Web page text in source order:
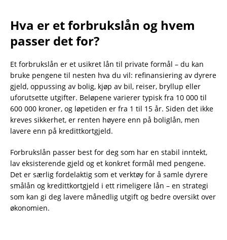
Hva er et forbrukslån og hvem
passer det for?
Et forbrukslån er et usikret lån til private formål – du kan
bruke pengene til nesten hva du vil: refinansiering av dyrere
gjeld, oppussing av bolig, kjøp av bil, reiser, bryllup eller
uforutsette utgifter. Beløpene varierer typisk fra 10 000 til
600 000 kroner, og løpetiden er fra 1 til 15 år. Siden det ikke
kreves sikkerhet, er renten høyere enn på boliglån, men
lavere enn på kredittkortgjeld.
Forbrukslån passer best for deg som har en stabil inntekt,
lav eksisterende gjeld og et konkret formål med pengene.
Det er særlig fordelaktig som et verktøy for å samle dyrere
smålån og kredittkortgjeld i ett rimeligere lån – en strategi
som kan gi deg lavere månedlig utgift og bedre oversikt over
økonomien.